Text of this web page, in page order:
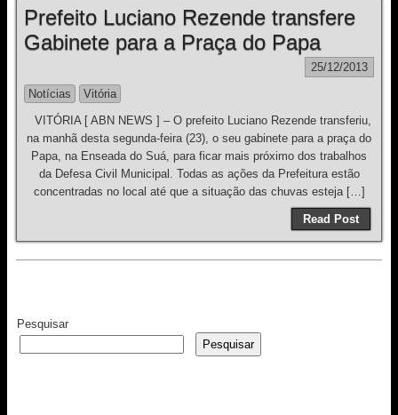
Prefeito Luciano Rezende transfere
Gabinete para a Praça do Papa
25/12/2013
Notícias
Vitória
VITÓRIA [ ABN NEWS ] – O prefeito Luciano Rezende transferiu,
na manhã desta segunda-feira (23), o seu gabinete para a praça do
Papa, na Enseada do Suá, para ficar mais próximo dos trabalhos
da Defesa Civil Municipal. Todas as ações da Prefeitura estão
concentradas no local até que a situação das chuvas esteja […]
Read Post
Pesquisar
Pesquisar